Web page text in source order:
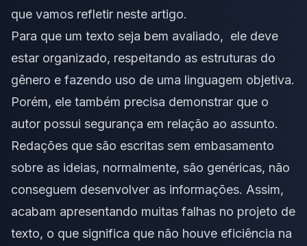
que vamos refletir neste artigo.
Para que um texto seja bem avaliado, ele deve
estar organizado, respeitando as estruturas do
gênero e fazendo uso de uma linguagem objetiva.
Porém, ele também precisa demonstrar que o
autor possui segurança em relação ao assunto.
Redações que são escritas sem embasamento
sobre as ideias, normalmente, são genéricas, não
conseguem desenvolver as informações. Assim,
acabam apresentando muitas falhas no projeto de
texto, o que significa que não houve eficiência na